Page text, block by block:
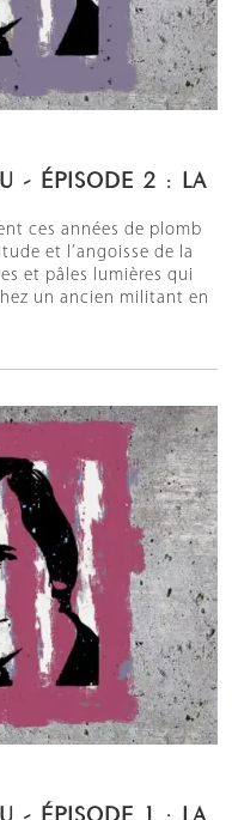
- ÉPISODE 2 : LA
ces années de plomb
et l’angoisse de la
et pâles lumières qui
un ancien militant en
- ÉPISODE 1 : LA